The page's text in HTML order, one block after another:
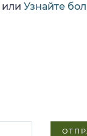
или Узнайте